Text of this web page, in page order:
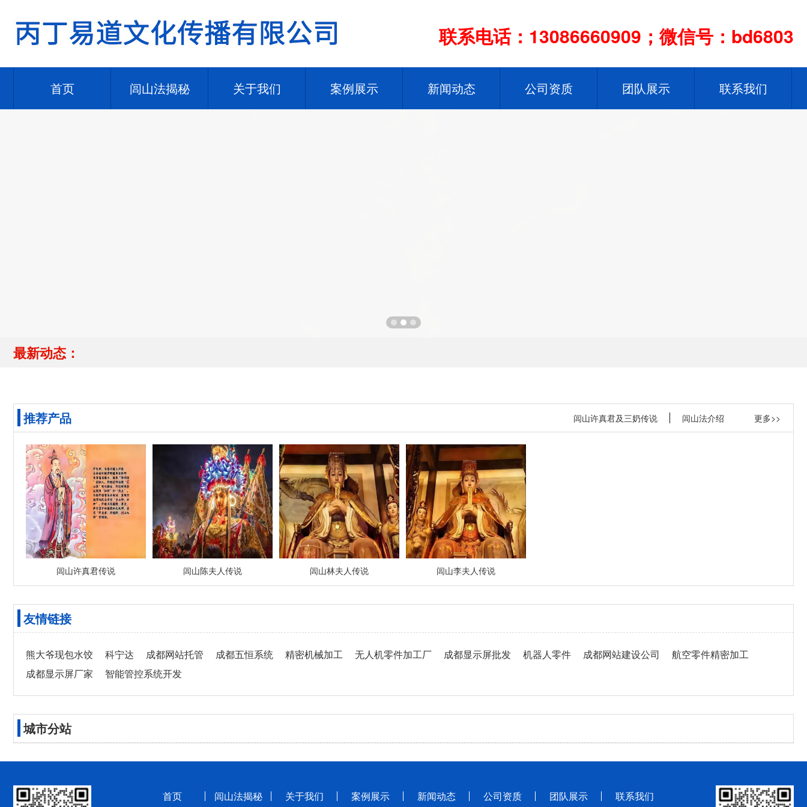
联系电话：13086660909；微信号：bd6803
首页 闾山法揭秘 关于我们 案例展示 新闻动态 公司资质 团队展示 联系我们
最新动态：
推荐产品 更多>>
闾山许真君及三奶传说 闾山法介绍
闾山许真君传说 闾山陈夫人传说 闾山林夫人传说 闾山李夫人传说
友情链接
熊大爷现包水饺 科宁达 成都网站托管 成都五恒系统 精密机械加工 无人机零件加工厂 成都显示屏批发 机器人零件 成都网站建设公司
航空零件精密加工
成都显示屏厂家
智能管控系统开发
城市分站
首页 闾山法揭秘 关于我们 案例展示 新闻动态 公司资质 团队展示 联系我们